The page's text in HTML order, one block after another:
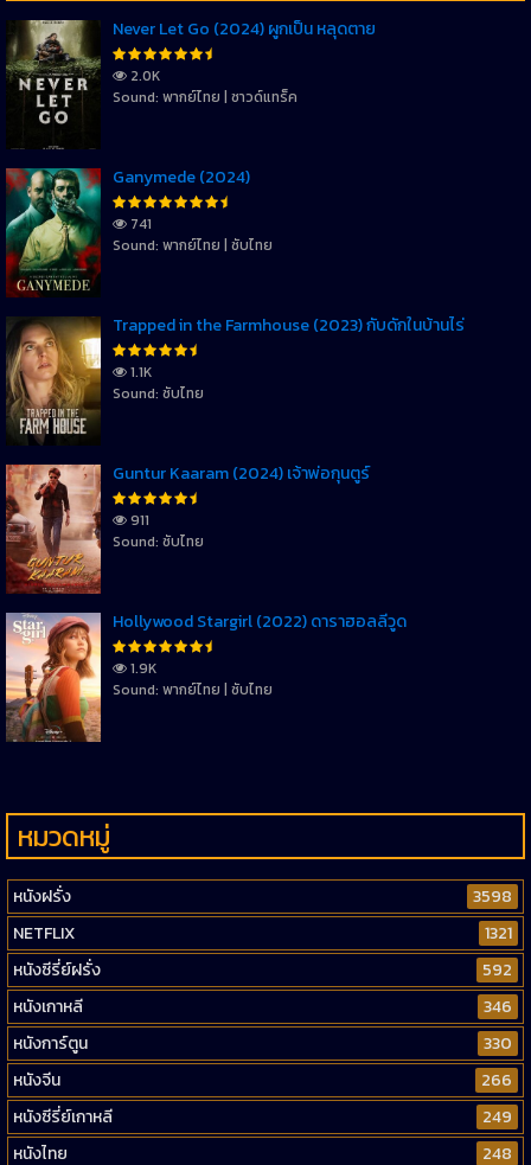
Never Let Go (2024) ผูกเป็น หลุดตาย
2.0K
Sound: พากย์ไทย | ซาวด์แทร็ค
Ganymede (2024)
741
Sound: พากย์ไทย | ซับไทย
Trapped in the Farmhouse (2023) กับดักในบ้านไร่
1.1K
Sound: ซับไทย
Guntur Kaaram (2024) เจ้าพ่อกุนตูร์
911
Sound: ซับไทย
Hollywood Stargirl (2022) ดาราฮอลลีวูด
1.9K
Sound: พากย์ไทย | ซับไทย
หมวดหมู่
หนังฝรั่ง
3598
NETFLIX
1321
หนังซีรี่ย์ฝรั่ง
592
หนังเกาหลี
346
หนังการ์ตูน
330
หนังจีน
266
หนังซีรี่ย์เกาหลี
249
หนังไทย
248